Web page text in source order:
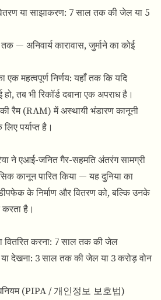
या साझाकरण: 7 साल तक की जेल या 5
— अनिवार्य कारावास, जुर्माने का कोई
एक महत्वपूर्ण निर्णय: यहाँ तक कि यदि
तब भी रिकॉर्ड दबाना एक अपराध है।
रैम (RAM) में अस्थायी भंडारण कानूनी
पर्याप्त है।
ने एआई-जनित गैर-सहमति अंतरंग सामग्री
कानून पारित किया — यह दुनिया का
के निर्माण और वितरण को, बल्कि उनके
करता है।
वितरित करना: 7 साल तक की जेल
देखना: 3 साल तक की जेल या 3 करोड़ वोन
(PIPA / 개인정보 보호법)